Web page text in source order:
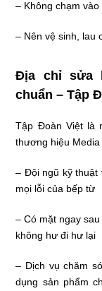
– Không chạm
– Nên vệ sinh, lau
Địa chỉ sửa
chuẩn –Tập
Tập Đoàn Việt là
thương hiệu
– Đội ngũ kỹ thuật
mọi lỗi của bếp từ
– Có mặt ngay
không hư đi hư lại
– Dịch vụ chăm
dụng sản phẩm